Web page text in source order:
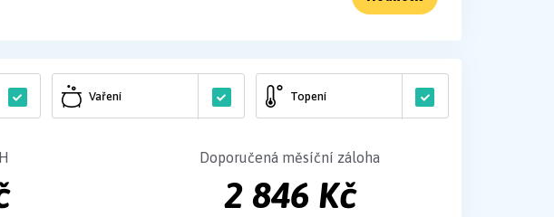
Vaření Topení
Doporučená měsíční záloha
2 846 Kč